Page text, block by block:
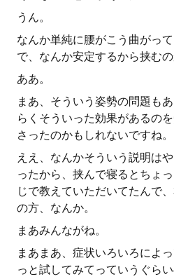
うん。
なんか単純に腰がこう曲がっ
で、なんか安定するから挟む
ああ。
まあ、そういう姿勢の問題も
らくそういった効果があるの
さったのかもしれないですね。
ええ、なんかそういう説明は
ったから、挟んで寝るとちょ
じで教えていただいてたんで
の方、なんか。
まあみんながね。
まあまあ、症状いろいろによ
っと試してみてっていうぐらい